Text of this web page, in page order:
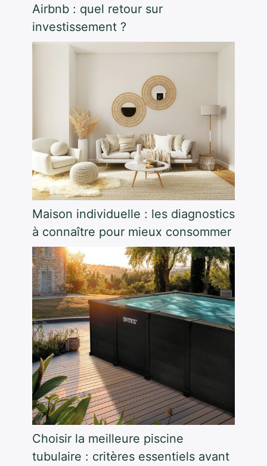
Airbnb : quel retour sur
investissement ?
Maison individuelle : les diagnostics
à connaître pour mieux consommer
Choisir la meilleure piscine
tubulaire : critères essentiels avant